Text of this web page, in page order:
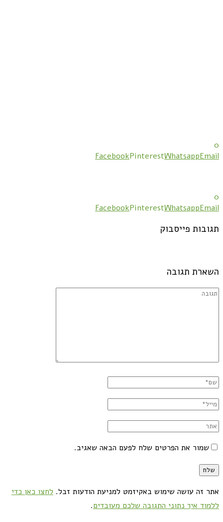
0
FacebookPinterestWhatsappEmail
0
FacebookPinterestWhatsappEmail
תגובות פייסבוק
השארת תגובה
שמור את הפרטים שלח לפעם הבאה שאגיב.
אתר זה עושה שימוש באקיזמט למניעת הודעות זבל. לחצו כאן כדי
ללמוד איך נתוני התגובה שלכם מעובדים.